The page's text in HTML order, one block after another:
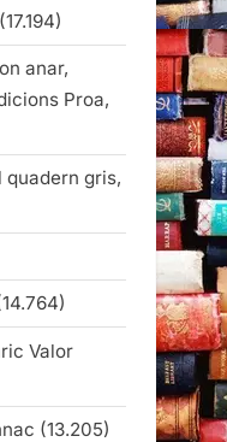
(17.194)
anar,
Proa,
quadern gris,
Valor
(13.205)